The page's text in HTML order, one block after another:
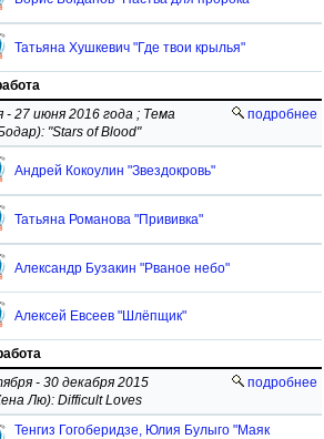
Татьяна Хушкевич "Где твои крылья"
подробнее
- 27 июня 2016 года ; Тема
"Stars of Blood"
Андрей Кокоулин "Звездокровь"
Татьяна Романова "Прививка"
Александр Бузакин "Рваное небо"
Алексей Евсеев "Шлёпщик"
подробнее
- 30 декабря 2015
Лю): Difficult Loves
Тенгиз Гогоберидзе, Юлия Булыго "Маяк